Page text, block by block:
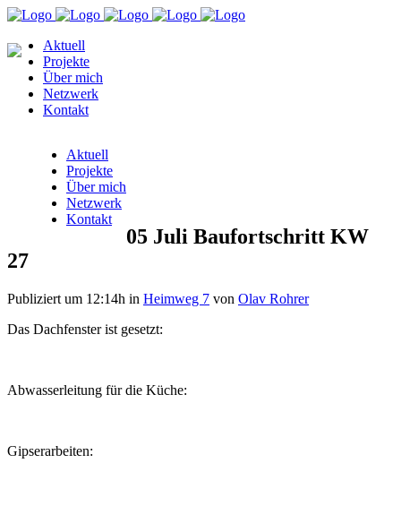
Aktuell
Projekte
Über mich
Netzwerk
Kontakt
Aktuell
Projekte
Über mich
Netzwerk
Kontakt
05 Juli Baufortschritt KW
27
Publiziert um 12:14h in Heimweg 7 von Olav Rohrer
Das Dachfenster ist gesetzt:
Abwasserleitung für die Küche:
Gipserarbeiten: